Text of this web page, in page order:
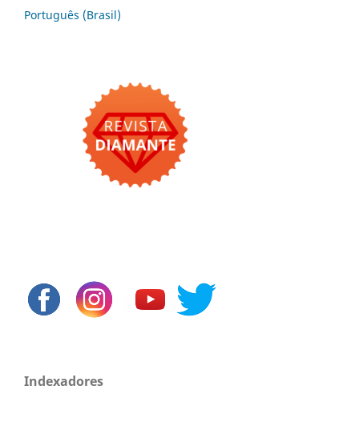
Português (Brasil)
Indexadores